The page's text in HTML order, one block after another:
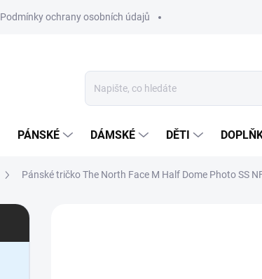
Podmínky ochrany osobních údajů
PÁNSKÉ DÁMSKÉ DĚTI
Pánské tričko The North Face M Half Dome Photo SS